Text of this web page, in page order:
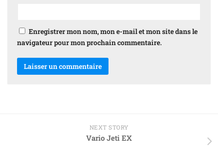
Enregistrer mon nom, mon e-mail et mon site dans le
navigateur pour mon prochain commentaire.
NEXT STORY
Vario Jeti EX